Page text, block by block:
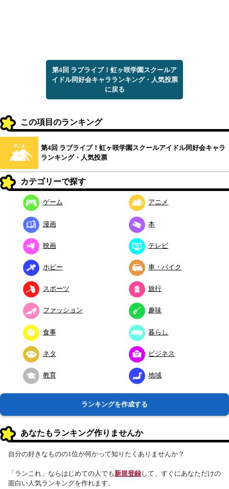
第4回 ラブライブ！虹ヶ咲学園スクールア
イドル同好会キャラランキング・人気投票
に戻る
この項目のランキング
第4回 ラブライブ！虹ヶ咲学園スクールアイドル同好会キャラ
ランキング・人気投票
カテゴリーで探す
ゲーム アニメ
漫画 本
映画 テレビ
ホビー 車・バイク
スポーツ 旅行
ファッション 趣味
食事 暮らし
ネタ ビジネス
教育 地域
ランキングを作成する
あなたもランキング作りませんか
自分の好きなものの1位が何かって知りたくありませんか？
「ランこれ」ならはじめての人でも新規登録して、すぐにあなただけの
面白い人気ランキングを作れます。